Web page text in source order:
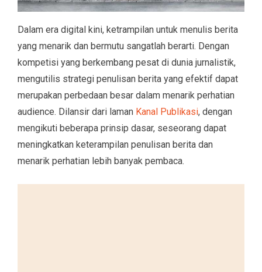
Dalam era digital kini, ketrampilan untuk menulis berita
yang menarik dan bermutu sangatlah berarti. Dengan
kompetisi yang berkembang pesat di dunia jurnalistik,
mengutilis strategi penulisan berita yang efektif dapat
merupakan perbedaan besar dalam menarik perhatian
audience. Dilansir dari laman Kanal Publikasi, dengan
mengikuti beberapa prinsip dasar, seseorang dapat
meningkatkan keterampilan penulisan berita dan
menarik perhatian lebih banyak pembaca.